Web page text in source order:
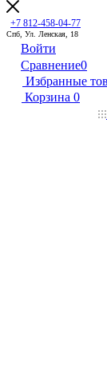
+7 812-458-04-77
Спб, Ул. Ленская, 18
Войти
Сравнение0
Избранные
Корзина 0